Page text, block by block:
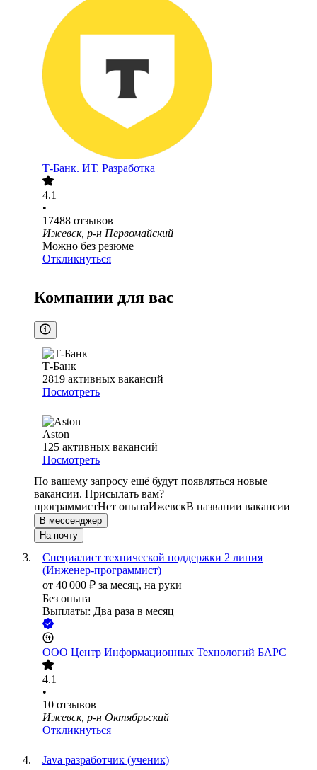
Т-Банк. ИТ. Разработка
4.1
•
17488 отзывов
Ижевск, р-н Первомайский
Можно без резюме
Откликнуться
Компании для вас
Т-Банк
2819 активных вакансий
Посмотреть
Aston
125 активных вакансий
Посмотреть
По вашему запросу ещё будут появляться новые
вакансии. Присылать вам?
программистНет опытаИжевскВ названии вакансии
В мессенджер
На почту
Специалист технической поддержки 2 линия
(Инженер-программист)
от 40 000 ₽ за месяц, на руки
Без опыта
Выплаты: Два раза в месяц
ООО Центр Информационных Технологий БАРС
4.1
•
10 отзывов
Ижевск, р-н Октябрьский
Откликнуться
Java разработчик (ученик)